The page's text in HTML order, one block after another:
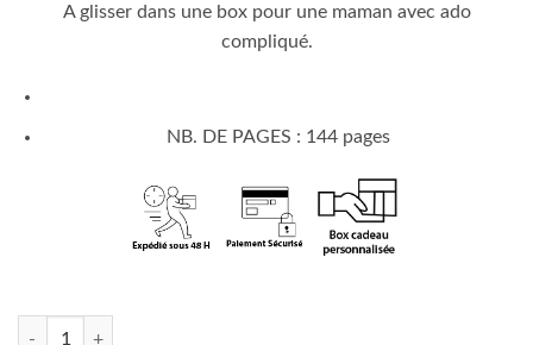
A glisser dans une box pour une maman avec ado
compliqué.
NB. DE PAGES : 144 pages
quantité de Mode d'emploi de mon ado